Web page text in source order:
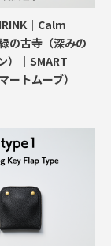
｜Calm
の古寺（深みの
）｜SMART
ートムーブ）